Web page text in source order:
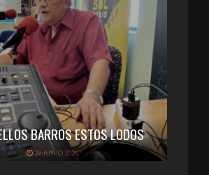
BARROS ESTOS LODOS
29 JUNIO 2026